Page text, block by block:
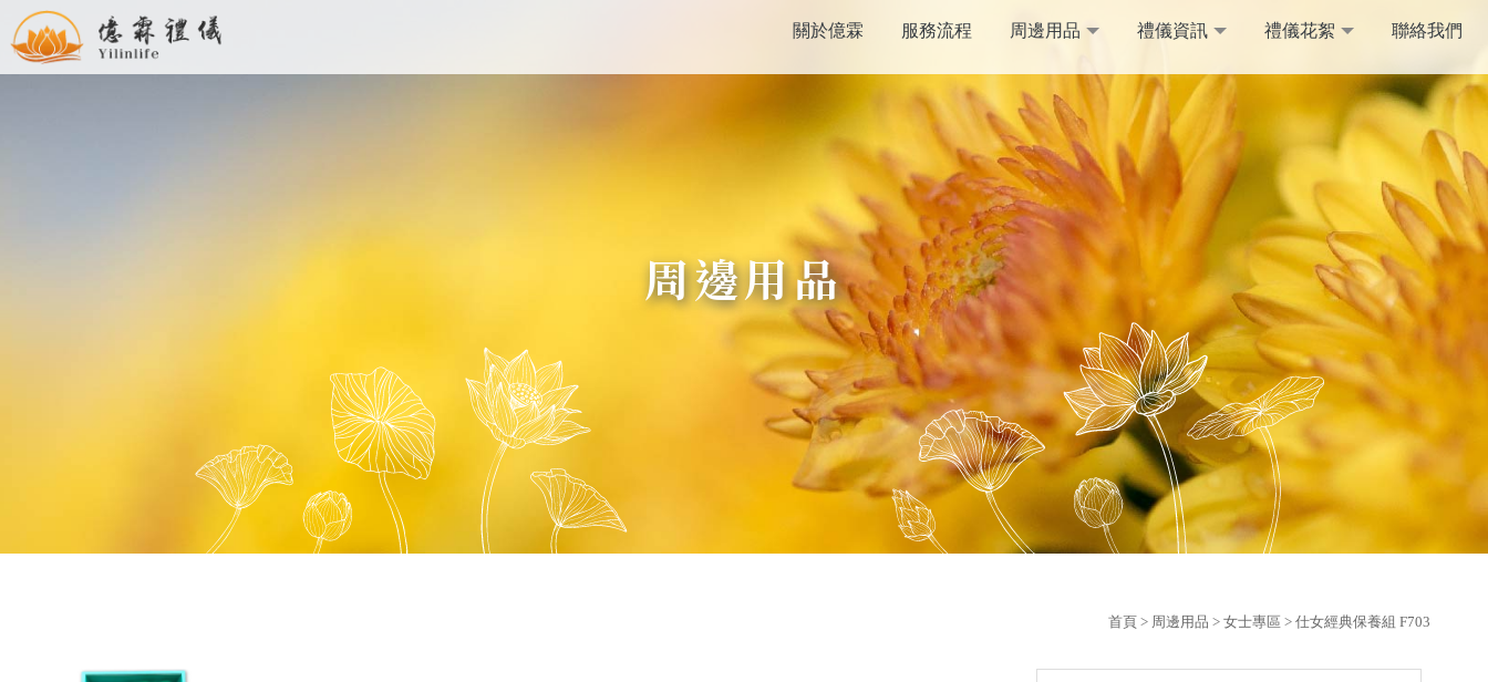
關於億霖 服務流程 周邊用品 禮儀資訊 禮儀花絮 聯絡我們
周邊用品
首頁 > 周邊用品 > 女士專區 > 仕女經典保養組 F703